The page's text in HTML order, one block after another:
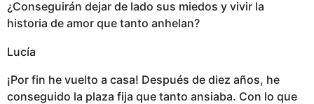
¿Conseguirán dejar de lado sus miedos y vivir la
historia de amor que tanto anhelan?
Lucía
¡Por fin he vuelto a casa! Después de diez años, he
conseguido la plaza fija que tanto ansiaba. Con lo que